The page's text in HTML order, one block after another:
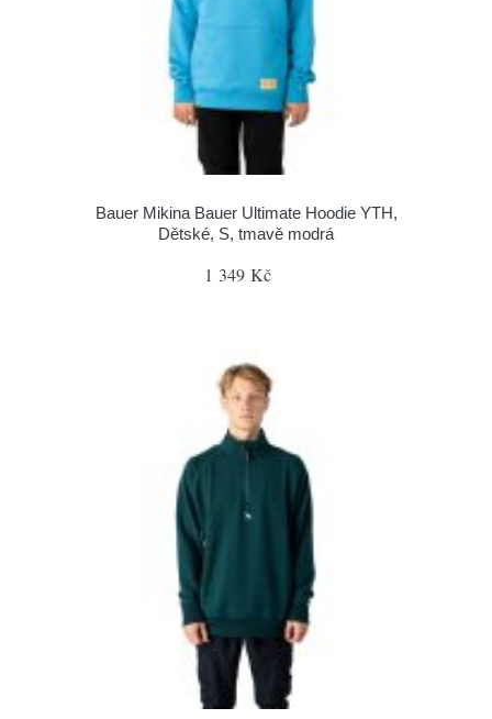
Bauer Mikina Bauer Ultimate Hoodie YTH,
Dětské, S, tmavě modrá
1 349 Kč